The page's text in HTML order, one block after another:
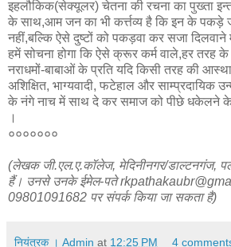
इहलौकिक(सेक्यूलर) चेतना की रचना का पुख्ता
के साथ,आम जन का भी कर्त्तव्य है कि इन के पकड़े
नहीं,बल्कि ऐसे दुष्टों को पकड़वा कर सजा
हमें सोचना होगा कि ऐसे क्रूर कर्म वाले,हर तरह
नराधमों-बाबाओं के प्रति यदि किसी तरह की
अशिक्षित, भाग्यवादी, फटेहाल और साम्प्रदायिक
के नंगे नाच में साथ दे कर समाज को पीछे धकेलने के
।
०००००००
(लेखक जी.एल.ए.कॉलेज, मेदिनीनगर/डाल्टनगंज,
हैं। उनसे उनके ईमेल-पते
09801091682 पर संपर्क किया जा सकता है)
नियंत्रक । Admin at 12:25 PM 4